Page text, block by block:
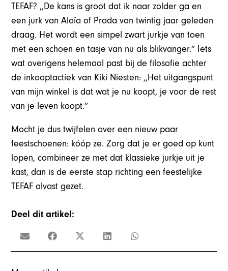
TEFAF? ,,De kans is groot dat ik naar zolder ga en
een jurk van Alaïa of Prada van twintig jaar geleden
draag. Het wordt een simpel zwart jurkje van toen
met een schoen en tasje van nu als blikvanger.” Iets
wat overigens helemaal past bij de filosofie achter
de inkooptactiek van Kiki Niesten: ,,Het uitgangspunt
van mijn winkel is dat wat je nu koopt, je voor de rest
van je leven koopt.”
Mocht je dus twijfelen over een nieuw paar
feestschoenen: kóóp ze. Zorg dat je er goed op kunt
lopen, combineer ze met dat klassieke jurkje uit je
kast, dan is de eerste stap richting een feestelijke
TEFAF alvast gezet.
Deel dit artikel: